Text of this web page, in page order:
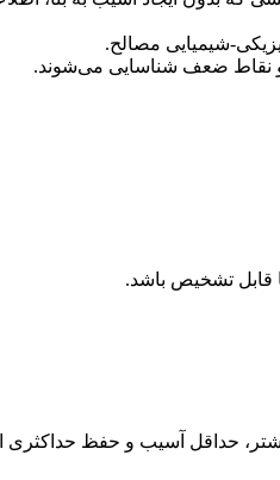
شیمیایی مصالح.
قابل تشخیص باشد.
حداقل آسیب و حفظ